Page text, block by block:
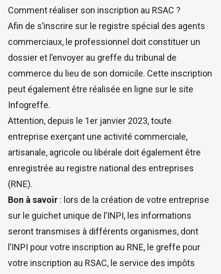
Comment réaliser son inscription au RSAC ?
Afin de s’inscrire sur le registre spécial des agents
commerciaux, le professionnel doit constituer un
dossier et l’envoyer au greffe du tribunal de
commerce du lieu de son domicile. Cette inscription
peut également être réalisée en ligne sur le site
Infogreffe.
Attention, depuis le 1er janvier 2023, toute
entreprise exerçant une activité commerciale,
artisanale, agricole ou libérale doit également être
enregistrée au registre national des entreprises
(RNE).
Bon à savoir : lors de la création de votre entreprise
sur le guichet unique de l’INPI, les informations
seront transmises à différents organismes, dont
l’INPI pour votre inscription au RNE, le greffe pour
votre inscription au RSAC, le service des impôts